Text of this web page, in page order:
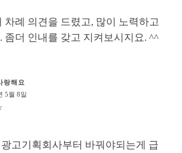
차례 의견을 드렸고, 많이 노력하고
좀더 인내를 갖고 지켜보시지요. ^^
랑해요
5월 8일
고기획회사부터 바꿔야되는게 급